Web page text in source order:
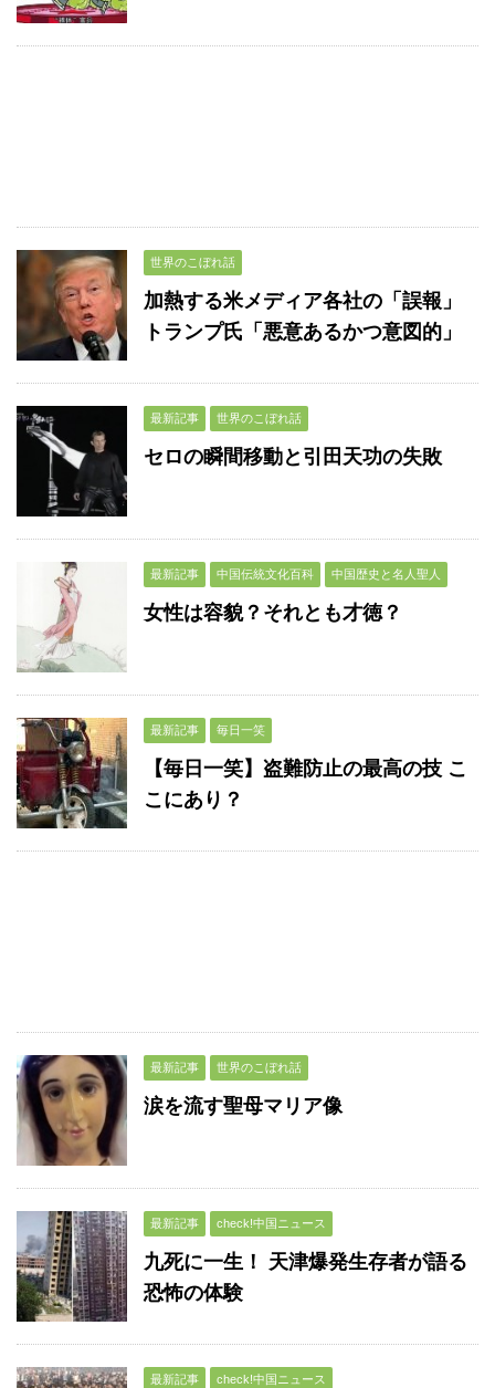
世界のこぼれ話
加熱する米メディア各社の「誤報」
トランプ氏「悪意あるかつ意図的」
最新記事 世界のこぼれ話
セロの瞬間移動と引田天功の失敗
最新記事 中国伝統文化百科 中国歴史と名人聖人
女性は容貌？それとも才徳？
最新記事 毎日一笑
【毎日一笑】盗難防止の最高の技 こ
こにあり？
最新記事 世界のこぼれ話
涙を流す聖母マリア像
最新記事 check!中国ニュース
九死に一生！ 天津爆発生存者が語る
恐怖の体験
最新記事 check!中国ニュース